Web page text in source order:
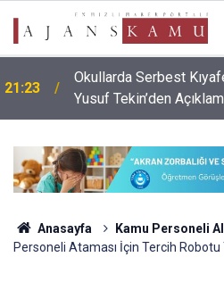
21:23
Okullarda Serbest
Yusuf Tekin’den
Anasayfa Kamu Personeli
Personeli Ataması İçin Tercih Robotu